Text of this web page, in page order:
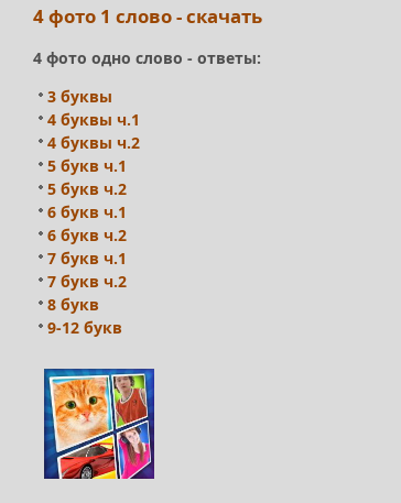
4 фото 1 слово - скачать
4 фото одно слово - ответы:
3 буквы
4 буквы ч.1
4 буквы ч.2
5 букв ч.1
5 букв ч.2
6 букв ч.1
6 букв ч.2
7 букв ч.1
7 букв ч.2
8 букв
9-12 букв